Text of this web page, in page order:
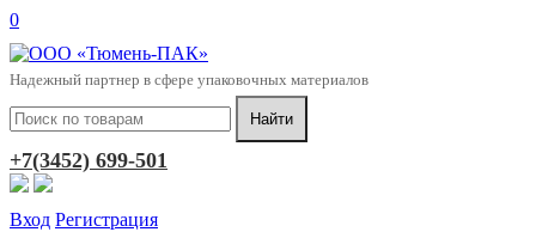
0
Надежный партнер в сфере упаковочных материалов
+7(3452) 699-501
Вход Регистрация